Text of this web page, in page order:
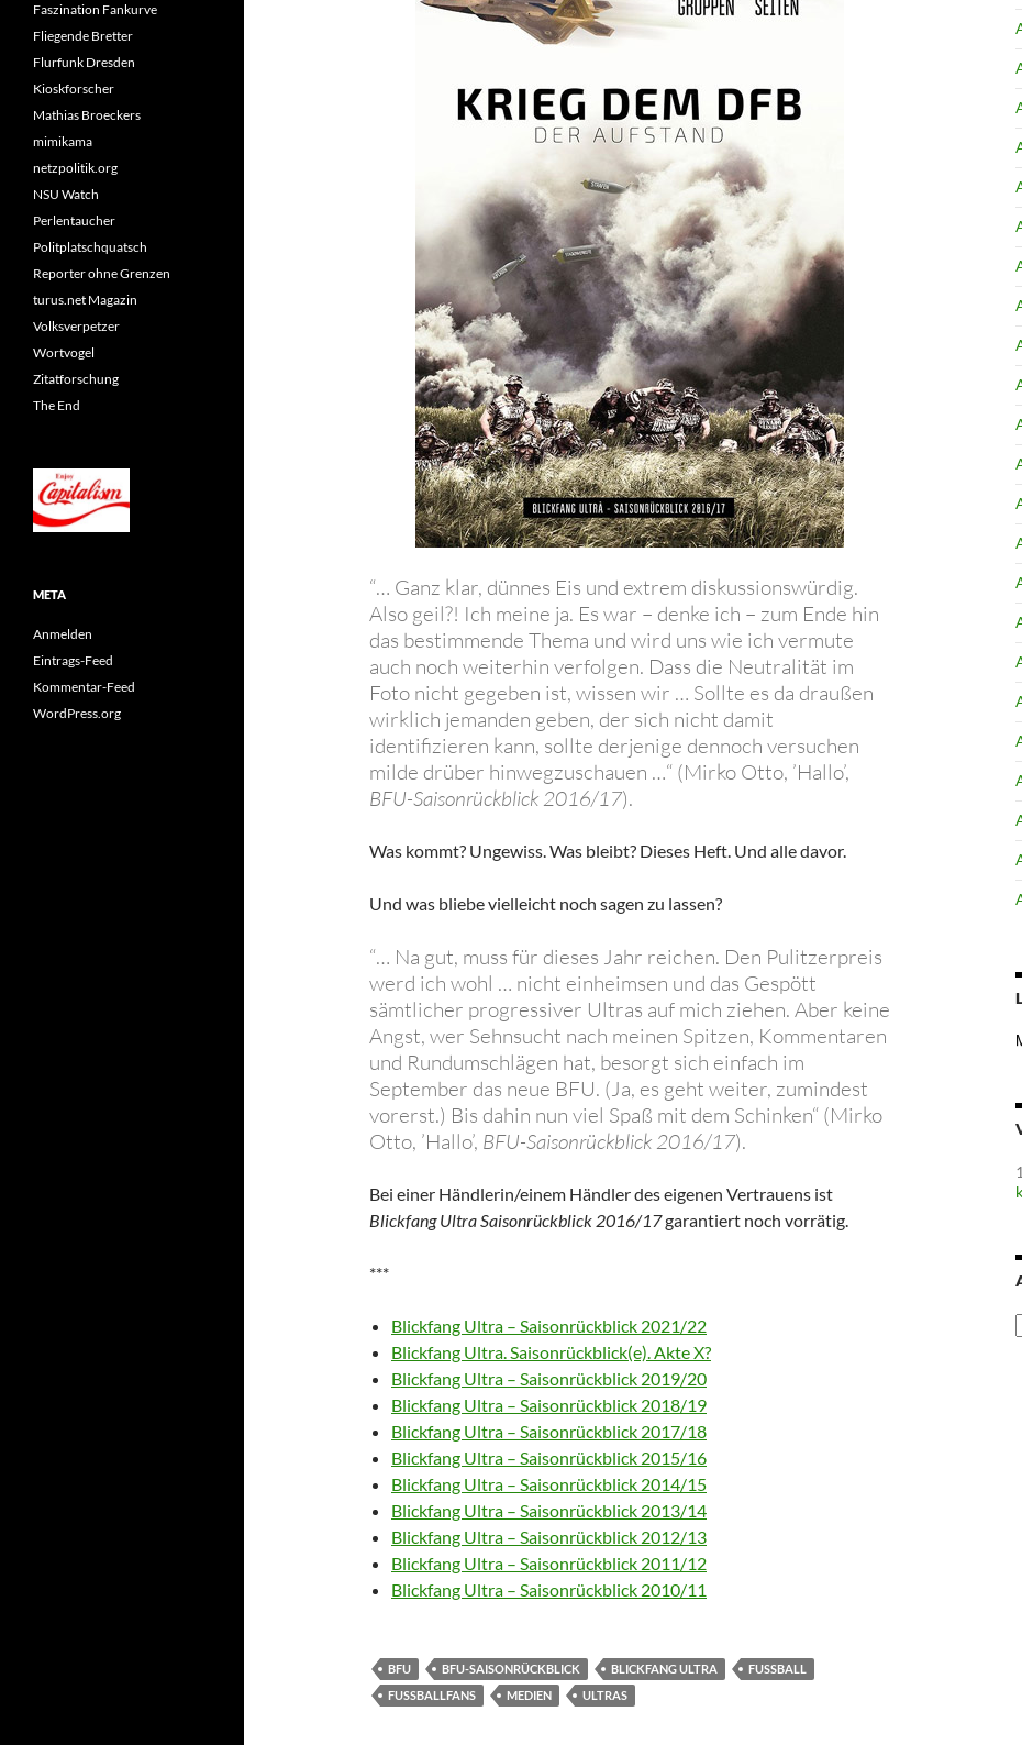
“… Ganz klar, dünnes Eis und extrem diskussionswürdig.
Also geil?! Ich meine ja. Es war – denke ich – zum Ende hin
das bestimmende Thema und wird uns wie ich vermute
auch noch weiterhin verfolgen. Dass die Neutralität im
Foto nicht gegeben ist, wissen wir … Sollte es da draußen
wirklich jemanden geben, der sich nicht damit
identifizieren kann, sollte derjenige dennoch versuchen
milde drüber hinwegzuschauen …“ (Mirko Otto, ’Hallo’,
BFU-Saisonrückblick 2016/17).
Was kommt? Ungewiss. Was bleibt? Dieses Heft. Und alle davor.
Und was bliebe vielleicht noch sagen zu lassen?
“… Na gut, muss für dieses Jahr reichen. Den Pulitzerpreis
werd ich wohl … nicht einheimsen und das Gespött
sämtlicher progressiver Ultras auf mich ziehen. Aber keine
Angst, wer Sehnsucht nach meinen Spitzen, Kommentaren
und Rundumschlägen hat, besorgt sich einfach im
September das neue BFU. (Ja, es geht weiter, zumindest
vorerst.) Bis dahin nun viel Spaß mit dem Schinken“ (Mirko
Otto, ’Hallo’, BFU-Saisonrückblick 2016/17).
Bei einer Händlerin/einem Händler des eigenen Vertrauens ist
Blickfang Ultra Saisonrückblick 2016/17garantiert noch vorrätig.
***
Blickfang Ultra – Saisonrückblick 2021/22
Blickfang Ultra. Saisonrückblick(e). Akte X?
Blickfang Ultra – Saisonrückblick 2019/20
Blickfang Ultra – Saisonrückblick 2018/19
Blickfang Ultra – Saisonrückblick 2017/18
Blickfang Ultra – Saisonrückblick 2015/16
Blickfang Ultra – Saisonrückblick 2014/15
Blickfang Ultra – Saisonrückblick 2013/14
Blickfang Ultra – Saisonrückblick 2012/13
Blickfang Ultra – Saisonrückblick 2011/12
Blickfang Ultra – Saisonrückblick 2010/11
BFU BFU-SAISONRÜCKBLICK BLICKFANG ULTRA
FUSSBALL
FUSSBALLFANS
MEDIEN ULTRAS
Faszination Fankurve
Fliegende Bretter
Flurfunk Dresden
Kioskforscher
Mathias Broeckers
mimikama
netzpolitik.org
NSU Watch
Perlentaucher
Politplatschquatsch
Reporter ohne Grenzen
turus.net Magazin
Volksverpetzer
Wortvogel
Zitatforschung
The End
META
Anmelden
Eintrags-Feed
Kommentar-Feed
WordPress.org